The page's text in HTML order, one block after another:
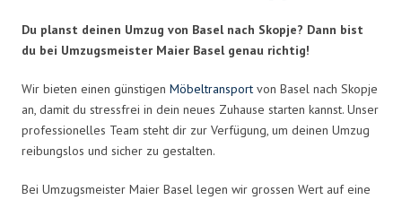
Du planst deinen Umzug von Basel nach Skopje? Dann bist
du bei Umzugsmeister Maier Basel genau richtig!
Wir bieten einen günstigen Möbeltransport von Basel nach Skopje
an, damit du stressfrei in dein neues Zuhause starten kannst. Unser
professionelles Team steht dir zur Verfügung, um deinen Umzug
reibungslos und sicher zu gestalten.
Bei Umzugsmeister Maier Basel legen wir grossen Wert auf eine